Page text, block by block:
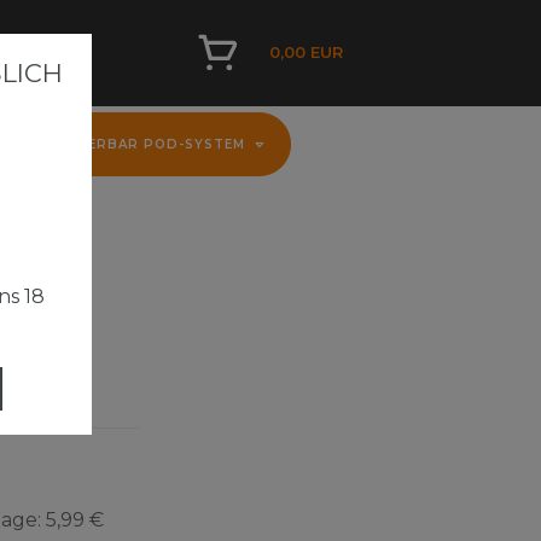
0,00 EUR
FLERBAR POD-SYSTEM
5,99 €
A
18